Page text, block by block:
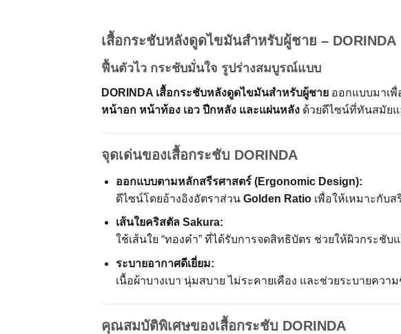
เสื้อกระชับหลังดูดไขมันสำหรับผู้ชาย – DORINDA
ฟื้นตัวไว กระชับมั่นใจ รูปร่างสมบูรณ์แบบ
DORINDA เสื้อกระชับหลังดูดไขมันสำหรับผู้ชาย ออกแบบมาเ
หน้าอก หน้าท้อง เอว ปีกหลัง และแผ่นหลัง ด้วยดีไซน์ที่ทันสมัย
จุดเด่นของเสื้อกระชับ DORINDA
ออกแบบตามหลักสรีรศาสตร์ (Ergonomic Design):
ดีไซน์โดยอ้างอิงอัตราส่วน Golden Ratioเพื่อให้เหมาะกับส
เส้นใยคริสตัล Sakura:
ใช้เส้นใย “ทองคำ” ที่ได้รับการจดสิทธิบัตร ช่วยให้ผิวกระชั
ระบายอากาศดีเยี่ยม:
เนื้อผ้าบางเบา นุ่มสบาย ไม่ระคายเคือง และช่วยระบายควา
คุณสมบัติพิเศษของเสื้อกระชับ DORINDA